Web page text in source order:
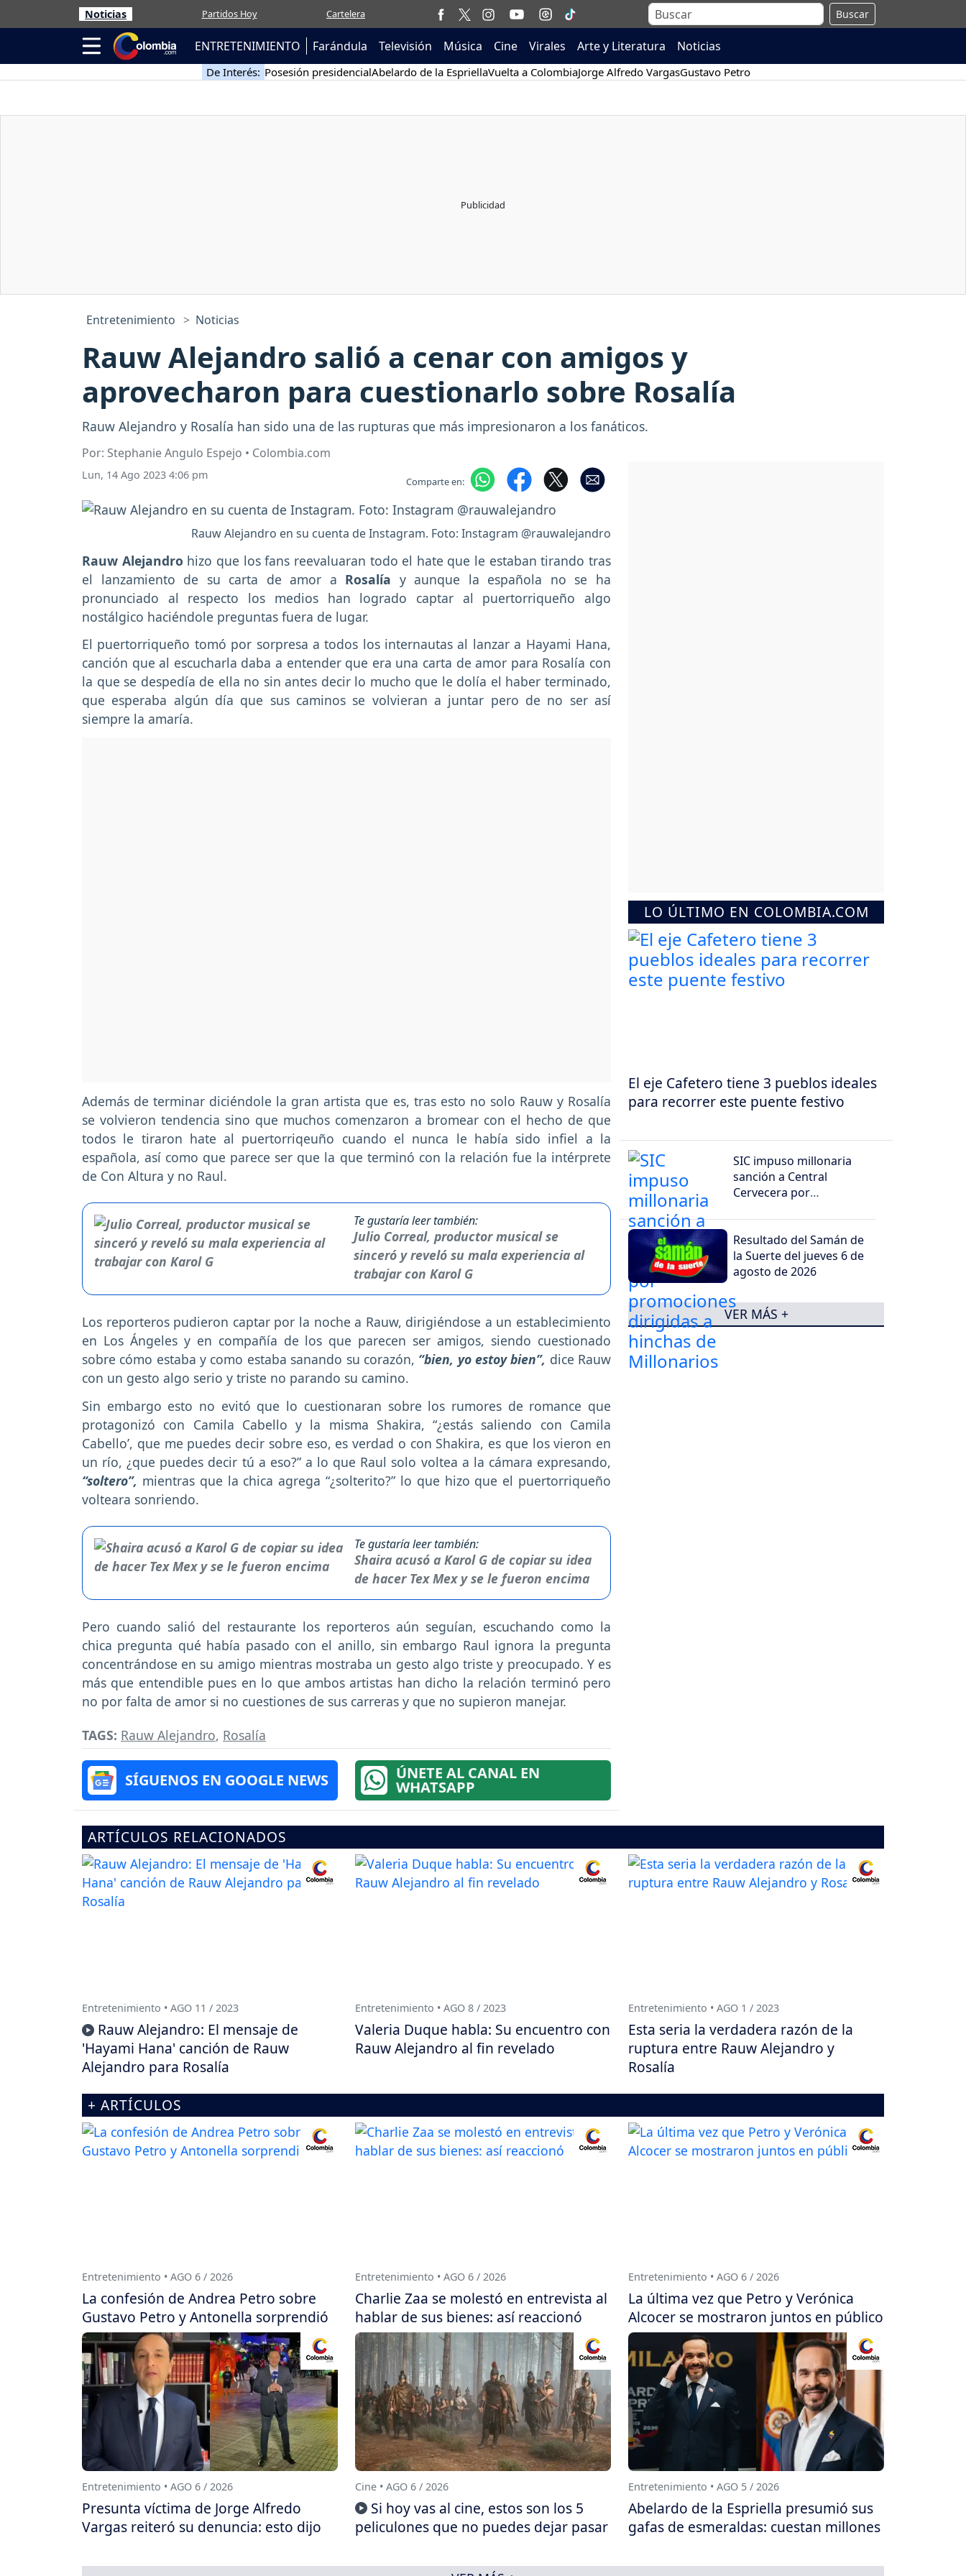
Noticias Partidos Hoy Cartelera Buscar
ENTRETENIMIENTO Farándula Televisión Música Cine Virales Arte y Literatura Noticias
De Interés: Posesión presidencialAbelardo de la EspriellaVuelta a ColombiaJorge Alfredo VargasGustavo Petro
Entretenimiento Noticias
Rauw Alejandro salió a cenar con amigos y
aprovecharon para cuestionarlo sobre Rosalía
Rauw Alejandro y Rosalía han sido una de las rupturas que más impresionaron a los fanáticos.
Por: Stephanie Angulo Espejo • Colombia.com
Lun, 14 Ago 2023 4:06 pm Comparte en:
Rauw Alejandro en su cuenta de Instagram. Foto: Instagram @rauwalejandro
Rauw Alejandro hizo que los fans reevaluaran todo el hate que le estaban tirando tras
el lanzamiento de su carta de amor a Rosalía y aunque la española no se ha
pronunciado al respecto los medios han logrado captar al puertorriqueño algo
nostálgico haciéndole preguntas fuera de lugar.
El puertorriqueño tomó por sorpresa a todos los internautas al lanzar a Hayami Hana,
canción que al escucharla daba a entender que era una carta de amor para Rosalía con
la que se despedía de ella no sin antes decir lo mucho que le dolía el haber terminado,
que esperaba algún día que sus caminos se volvieran a juntar pero de no ser así
siempre la amaría.
Además de terminar diciéndole la gran artista que es, tras esto no solo Rauw y Rosalía
se volvieron tendencia sino que muchos comenzaron a bromear con el hecho de que
todos le tiraron hate al puertorriqeuño cuando el nunca le había sido infiel a la
española, así como que parece ser que la que terminó con la relación fue la intérprete
de Con Altura y no Raul.
Te gustaría leer también:
Julio Correal, productor musical se
sinceró y reveló su mala experiencia al
trabajar con Karol G
Los reporteros pudieron captar por la noche a Rauw, dirigiéndose a un establecimiento
en Los Ángeles y en compañía de los que parecen ser amigos, siendo cuestionado
sobre cómo estaba y como estaba sanando su corazón, “bien, yo estoy bien”, dice Rauw
con un gesto algo serio y triste no parando su camino.
Sin embargo esto no evitó que lo cuestionaran sobre los rumores de romance que
protagonizó con Camila Cabello y la misma Shakira, “¿estás saliendo con Camila
Cabello’, que me puedes decir sobre eso, es verdad o con Shakira, es que los vieron en
un río, ¿que puedes decir tú a eso?” a lo que Raul solo voltea a la cámara expresando,
“soltero”, mientras que la chica agrega “¿solterito?” lo que hizo que el puertorriqueño
volteara sonriendo.
Te gustaría leer también:
Shaira acusó a Karol G de copiar su idea
de hacer Tex Mex y se le fueron encima
Pero cuando salió del restaurante los reporteros aún seguían, escuchando como la
chica pregunta qué había pasado con el anillo, sin embargo Raul ignora la pregunta
concentrándose en su amigo mientras mostraba un gesto algo triste y preocupado. Y es
más que entendible pues en lo que ambos artistas han dicho la relación terminó pero
no por falta de amor si no cuestiones de sus carreras y que no supieron manejar.
TAGS: Rauw Alejandro, Rosalía
SÍGUENOS EN GOOGLE NEWS ÚNETE AL CANAL EN
WHATSAPP
LO ÚLTIMO EN COLOMBIA.COM
El eje Cafetero tiene 3 pueblos ideales
para recorrer este puente festivo
SIC impuso millonaria
sanción a Central
Cervecera por
hinchas de Millonarios
Resultado del Samán de
la Suerte del jueves 6 de
agosto de 2026
VER MÁS +
ARTÍCULOS RELACIONADOS
Entretenimiento • AGO 11 / 2023
Rauw Alejandro: El mensaje de
'Hayami Hana' canción de Rauw
Alejandro para Rosalía
Entretenimiento • AGO 8 / 2023
Valeria Duque habla: Su encuentro con
Rauw Alejandro al fin revelado
Entretenimiento • AGO 1 / 2023
Esta seria la verdadera razón de la
ruptura entre Rauw Alejandro y
Rosalía
+ ARTÍCULOS
Entretenimiento • AGO 6 / 2026
La confesión de Andrea Petro sobre
Gustavo Petro y Antonella sorprendió
Entretenimiento • AGO 6 / 2026
Charlie Zaa se molestó en entrevista al
hablar de sus bienes: así reaccionó
Entretenimiento • AGO 6 / 2026
La última vez que Petro y Verónica
Alcocer se mostraron juntos en público
Entretenimiento • AGO 6 / 2026
Presunta víctima de Jorge Alfredo
Vargas reiteró su denuncia: esto dijo
Cine • AGO 6 / 2026
Si hoy vas al cine, estos son los 5
peliculones que no puedes dejar pasar
Entretenimiento • AGO 5 / 2026
Abelardo de la Espriella presumió sus
gafas de esmeraldas: cuestan millones